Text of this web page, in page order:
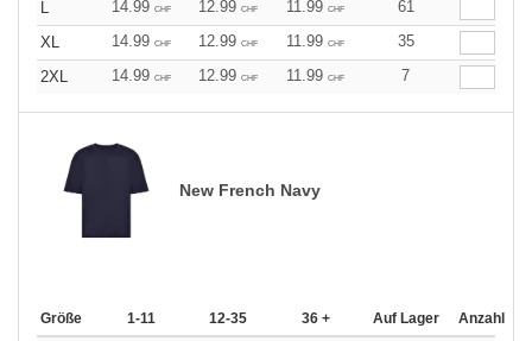
L
14.99 CHF 12.99 CHF 11.99 CHF
61
XL
14.99 CHF 12.99 CHF 11.99 CHF
35
2XL
14.99 CHF 12.99 CHF 11.99 CHF 7
New French Navy
Größe 1-11 12-35 36 + Auf Lager Anzahl